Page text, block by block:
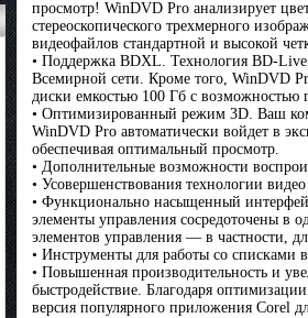
просмотр! WinDVD Pro анализирует
стереоскопического трехмерного
видеофайлов стандартной и высокой
• Поддержка BDXL. Технология BD-Live
Всемирной сети. Кроме того, WinDVD
диски емкостью 100 Гб с возможностью
• Оптимизированный режим 3D. Ваш
WinDVD Pro автоматически войдет в
обеспечивая оптимальный просмотр.
• Дополнительные возможности
• Усовершенствования технологии
• Функционально насыщенный
элементы управления сосредоточены в
элементов управления — в частности,
• Инструменты для работы со списками
• Повышенная производительность и
быстродействие. Благодаря
версия популярного приложения Corel